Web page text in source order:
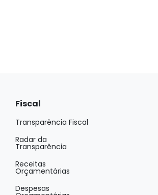
Fiscal
Transparência Fiscal
Radar da
Transparência
Receitas
Orçamentárias
Despesas